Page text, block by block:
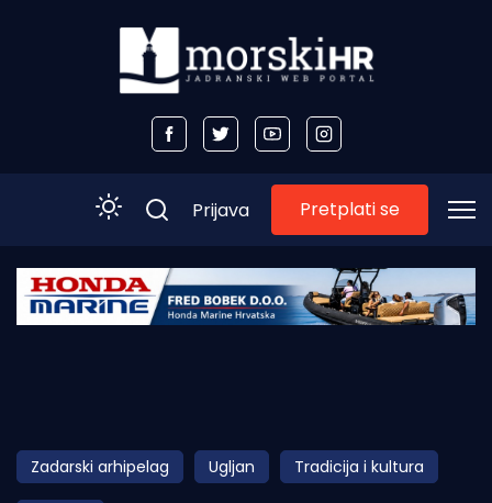
Početna
Obala
Otoci
Prijava Pretplati se
Zadarski arhipelag Ugljan Tradicija i kultura